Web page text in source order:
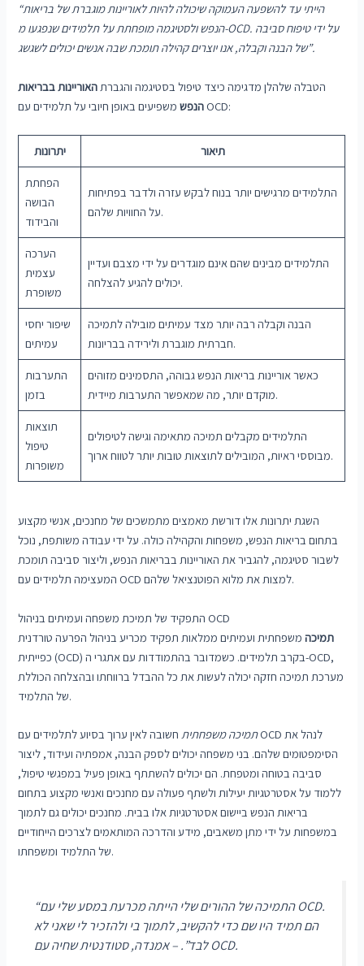
“הייתי עד להשפעה העמוקה שיכולה להיות לאוריינות מוגברת של בריאות
הנפש ולסטיגמה מופחתת על תלמידים שנפגעו מ-OCD. על ידי טיפוח סביבה
של הבנה וקבלה, אנו יוצרים קהילה תומכת שבה אנשים יכולים לשגשג”.
הטבלה שלהלן מדגימה כיצד טיפול בסטיגמה והגברת האוריינות בבריאות
הנפשמשפיעים באופן חיובי על תלמידים עם OCD:
יתרונות תיאור
הפחתת
הבושה
והבידוד
התלמידים מרגישים יותר בנוח לבקש עזרה ולדבר בפתיחות
על החוויות שלהם.
הערכה
עצמית
משופרת
התלמידים מבינים שהם אינם מוגדרים על ידי מצבם ועדיין
יכולים להגיע להצלחה.
שיפור יחסי
עמיתים
הבנה וקבלה רבה יותר מצד עמיתים מובילה לתמיכה
חברתית מוגברת ולירידה בבריונות.
התערבות
בזמן
כאשר אוריינות בריאות הנפש גבוהה, התסמינים מזוהים
מוקדם יותר, מה שמאפשר התערבות מיידית.
תוצאות
טיפול
משופרות
התלמידים מקבלים תמיכה מתאימה וגישה לטיפולים
מבוססי ראיות, המובילים לתוצאות טובות יותר לטווח ארוך.
השגת יתרונות אלו דורשת מאמצים מתמשכים של מחנכים, אנשי מקצוע
בתחום בריאות הנפש, משפחות והקהילה כולה. על ידי עבודה משותפת, נוכל
לשבור סטיגמה, להגביר את האוריינות בבריאות הנפש, וליצור סביבה תומכת
המעצימה תלמידים עם OCD למצות את מלוא הפוטנציאל שלהם.
התפקיד של תמיכת משפחה ועמיתים בניהול OCD
תמיכהמשפחתית ועמיתים ממלאות תפקיד מכריע בניהול הפרעה טורדנית
כפייתית (OCD) בקרב תלמידים. כשמדובר בהתמודדות עם אתגרי ה-OCD,
מערכת תמיכה חזקה יכולה לעשות את כל ההבדל ברווחתו ובהצלחה הכוללת
של התלמיד.
תמיכה משפחתיתחשובה לאין ערוך בסיוע לתלמידים עם OCD לנהל את
הסימפטומים שלהם. בני משפחה יכולים לספק הבנה, אמפתיה ועידוד, ליצור
סביבה בטוחה ומטפחת. הם יכולים להשתתף באופן פעיל במפגשי טיפול,
ללמוד על אסטרטגיות יעילות ולשתף פעולה עם מחנכים ואנשי מקצוע בתחום
בריאות הנפש ביישום אסטרטגיות אלו בבית. מחנכים יכולים גם לתמוך
במשפחות על ידי מתן משאבים, מידע והדרכה המותאמים לצרכים הייחודיים
של התלמיד ומשפחתו.
“התמיכה של ההורים שלי הייתה מכרעת במסע שלי עם OCD.
הם תמיד היו שם כדי להקשיב, לתמוך בי ולהזכיר לי שאני לא
לבד”.– אמנדה, סטודנטית שחיה עם OCD.